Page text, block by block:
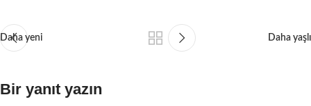
Daha yeni Daha yaşlı
Bir yanıt yazın